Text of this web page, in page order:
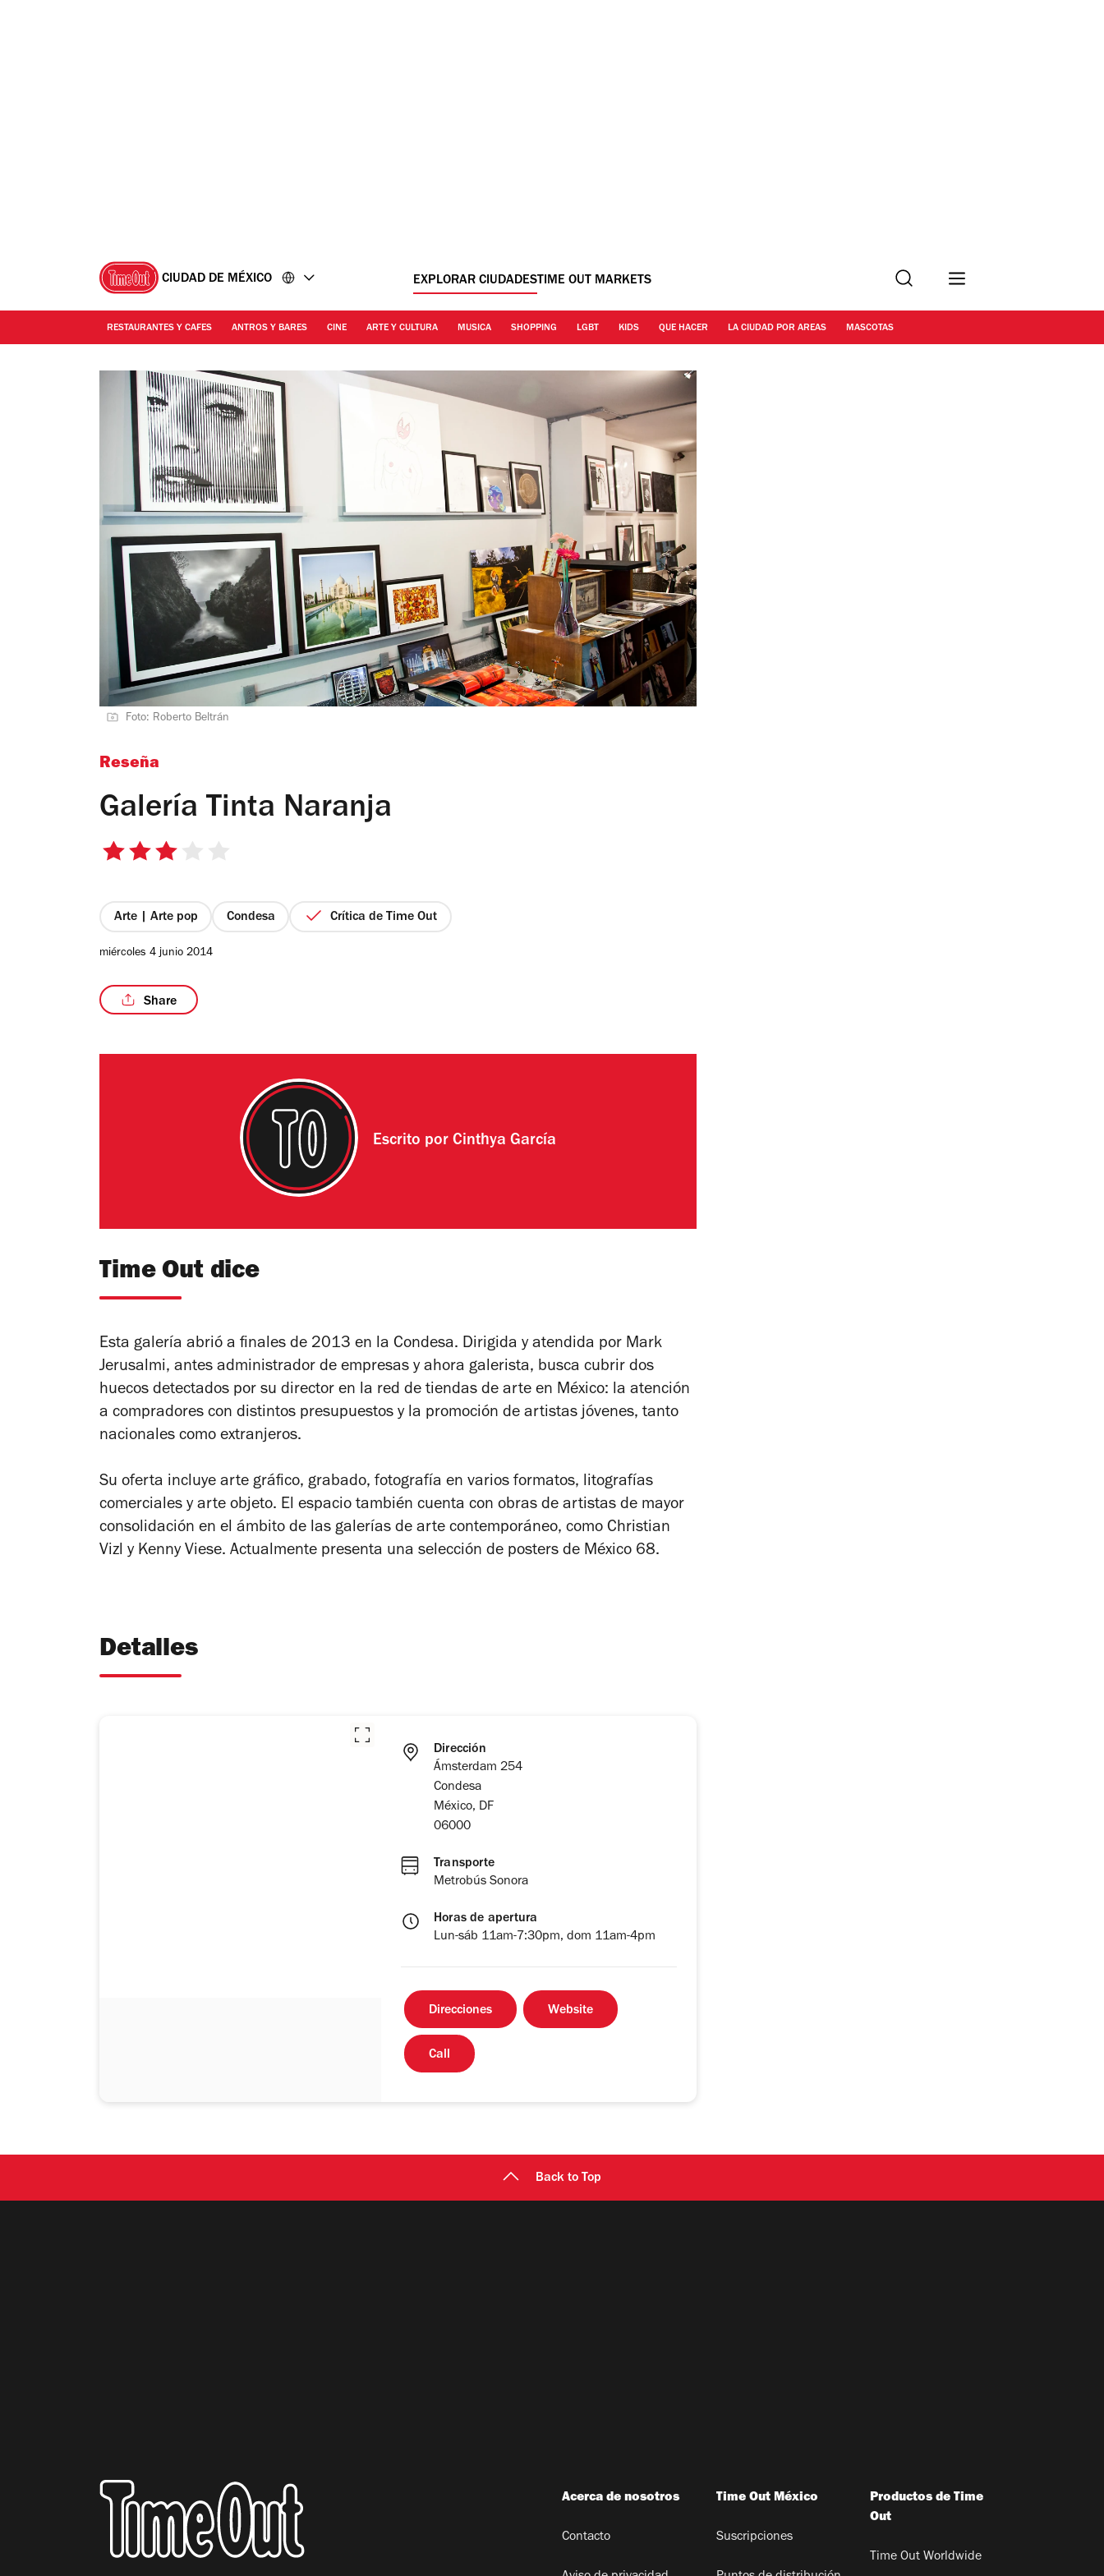
CIUDAD DE MÉXICO EXPLORAR CIUDADESTIME OUT MARKETS Buscar
RESTAURANTES Y CAFES ANTROS Y BARES CINE ARTE Y CULTURA MUSICA SHOPPING LGBT KIDS QUE HACER LA CIUDAD POR AREAS MASCOTAS
Foto: Roberto Beltrán
Reseña
Galería Tinta Naranja
3
estrellas
Arte | Arte pop Condesa Crítica de Time Out
miércoles 4 junio 2014
Share
Escrito por Cinthya García
Time Out dice
Esta galería abrió a finales de 2013 en la Condesa. Dirigida y atendida por Mark
Jerusalmi, antes administrador de empresas y ahora galerista, busca cubrir dos
huecos detectados por su director en la red de tiendas de arte en México: la atención
a compradores con distintos presupuestos y la promoción de artistas jóvenes, tanto
nacionales como extranjeros.
Su oferta incluye arte gráfico, grabado, fotografía en varios formatos, litografías
comerciales y arte objeto. El espacio también cuenta con obras de artistas de mayor
consolidación en el ámbito de las galerías de arte contemporáneo, como Christian
Vizl y Kenny Viese. Actualmente presenta una selección de posters de México 68.
Detalles
Dirección
Ámsterdam 254
Condesa
México, DF
06000
Transporte
Metrobús Sonora
Horas de apertura
Lun-sáb 11am-7:30pm, dom 11am-4pm
Direcciones Website
Call
Back to Top
Acerca de nosotros
Contacto
Time Out México
Suscripciones
Productos de Time
Out
Time Out Worldwide